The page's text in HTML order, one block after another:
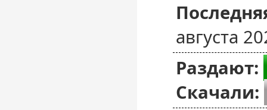
августа
Раздают:
Скачали: